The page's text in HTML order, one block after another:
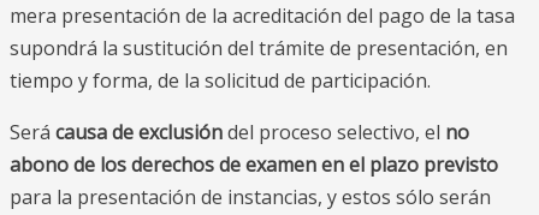
mera presentación de la acreditación del pago de la tasa
supondrá la sustitución del trámite de presentación, en
tiempo y forma, de la solicitud de participación.
Será causa de exclusióndel proceso selectivo, el no
abono de los derechos de examen en el plazo previsto
para la presentación de instancias, y estos sólo serán